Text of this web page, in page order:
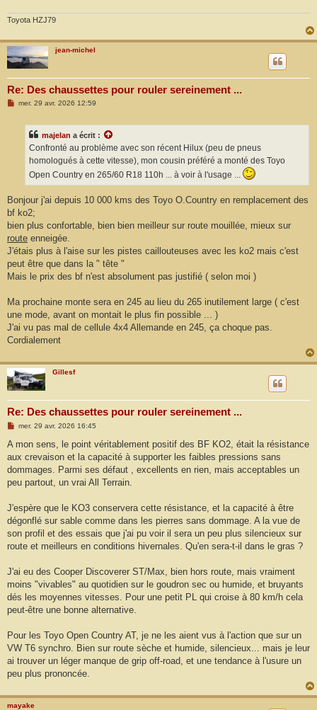
Toyota HZJ79
jean-michel
Re: Des chaussettes pour rouler sereinement ...
Mmer. 29 avr. 2026 12:59
majelan a écrit :
Confronté au problème avec son récent Hilux (peu de pneus
homologués à cette vitesse), mon cousin préféré a monté des Toyo
Open Country en 265/60 R18 110h ... à voir à l'usage ...
Bonjour j'ai depuis 10 000 kms des Toyo O.Country en remplacement des
bf ko2;
bien plus confortable, bien bien meilleur sur route mouillée, mieux sur
route enneigée.
J'étais plus à l'aise sur les pistes caillouteuses avec les ko2 mais c'est
peut être que dans la " tête "
Mais le prix des bf n'est absolument pas justifié ( selon moi )
Ma prochaine monte sera en 245 au lieu du 265 inutilement large ( c'est
une mode, avant on montait le plus fin possible ... )
J'ai vu pas mal de cellule 4x4 Allemande en 245, ça choque pas.
Cordialement
Gillesf
Re: Des chaussettes pour rouler sereinement ...
M
s
a
g
mer. 29 avr. 2026 16:45
A mon sens, le point véritablement positif des BF KO2, était la résistance
aux crevaison et la capacité à supporter les faibles pressions sans
dommages. Parmi ses défaut , excellents en rien, mais acceptables un
peu partout, un vrai All Terrain.
J'espère que le KO3 conservera cette résistance, et la capacité à être
dégonflé sur sable comme dans les pierres sans dommage. A la vue de
son profil et des essais que j'ai pu voir il sera un peu plus silencieux sur
route et meilleurs en conditions hivernales. Qu'en sera-t-il dans le gras ?
J'ai eu des Cooper Discoverer ST/Max, bien hors route, mais vraiment
moins "vivables" au quotidien sur le goudron sec ou humide, et bruyants
dés les moyennes vitesses. Pour une petit PL qui croise à 80 km/h cela
peut-être une bonne alternative.
Pour les Toyo Open Country AT, je ne les aient vus à l'action que sur un
VW T6 synchro. Bien sur route sèche et humide, silencieux... mais je leur
ai trouver un léger manque de grip off-road, et une tendance à l'usure un
peu plus prononcée.
mayake